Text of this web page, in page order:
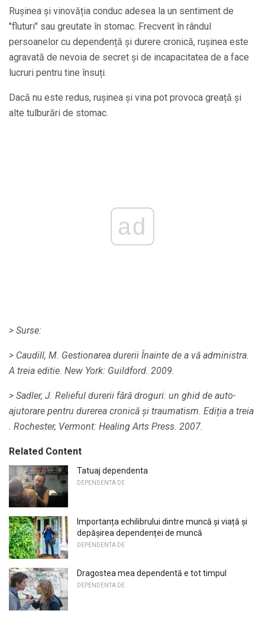
Rușinea și vinovăția conduc adesea la un sentiment de
"fluturi" sau greutate în stomac. Frecvent în rândul
persoanelor cu dependență și durere cronică, rușinea este
agravată de nevoia de secret și de incapacitatea de a face
lucruri pentru tine însuți.
Dacă nu este redus, rușinea și vina pot provoca greață și
alte tulburări de stomac.
ad
> Surse:
> Caudill, M. Gestionarea durerii Înainte de a vă administra.
A treia editie. New York: Guildford. 2009.
> Sadler, J. Relieful durerii fără droguri: un ghid de auto-
ajutorare pentru durerea cronică și traumatism. Ediția a treia
. Rochester, Vermont: Healing Arts Press. 2007.
Related Content
Tatuaj dependenta
DEPENDENTA DE
Importanța echilibrului dintre muncă și viață și
depășirea dependenței de muncă
DEPENDENTA DE
Dragostea mea dependentă e tot timpul
DEPENDENTA DE